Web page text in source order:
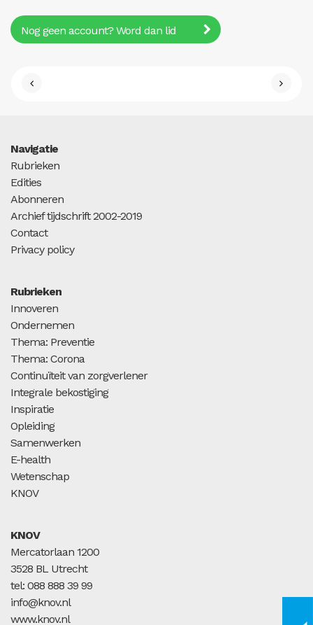
Nog geen account? Word dan lid
Navigatie
Rubrieken
Edities
Abonneren
Archief tijdschrift 2002-2019
Contact
Privacy policy
Rubrieken
Innoveren
Ondernemen
Thema: Preventie
Thema: Corona
Continuïteit van zorgverlener
Integrale bekostiging
Inspiratie
Opleiding
Samenwerken
E-health
Wetenschap
KNOV
KNOV
Mercatorlaan 1200
3528 BL Utrecht
tel: 088 888 39 99
info@knov.nl
www.knov.nl